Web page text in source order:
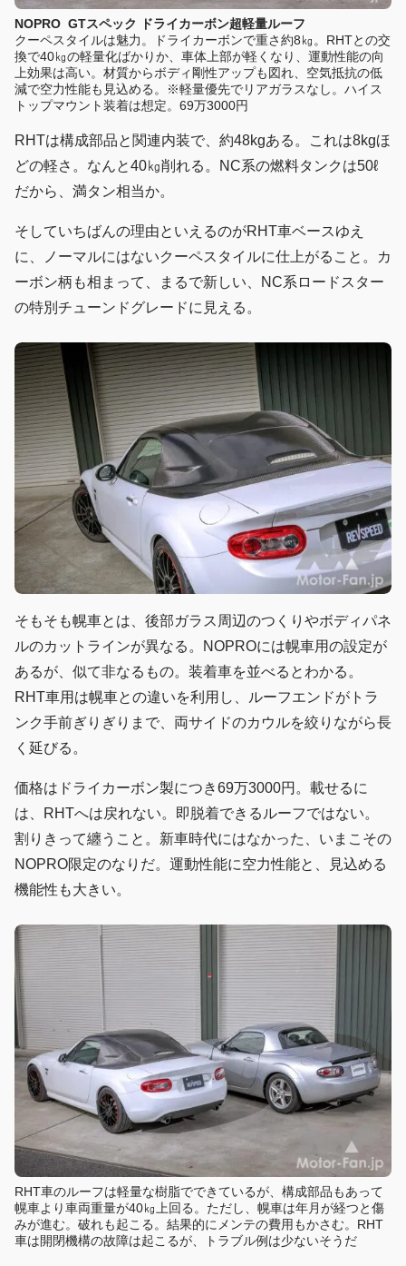
NOPRO GTスペック
ドライカーボン超軽量ルーフ
クーペスタイルは魅力。ドライカーボンで重さ約8㎏。RHTとの交
換で40㎏の軽量化ばかりか、車体上部が軽くなり、運動性能の向
上効果は高い。材質からボディ剛性アップも図れ、空気抵抗の低
減で空力性能も見込める。※軽量優先でリアガラスなし。ハイス
トップマウント装着は想定。69万3000円
RHTは構成部品と関連内装で、約48kgある。これは8kgほ
どの軽さ。なんと40㎏削れる。NC系の燃料タンクは50ℓ
だから、満タン相当か。
そしていちばんの理由といえるのがRHT車ベースゆえ
に、ノーマルにはないクーペスタイルに仕上がること。カ
ーボン柄も相まって、まるで新しい、NC系ロードスター
の特別チューンドグレードに見える。
そもそも幌車とは、後部ガラス周辺のつくりやボディパネ
ルのカットラインが異なる。NOPROには幌車用の設定が
あるが、似て非なるもの。装着車を並べるとわかる。
RHT車用は幌車との違いを利用し、ルーフエンドがトラ
ンク手前ぎりぎりまで、両サイドのカウルを絞りながら長
く延びる。
価格はドライカーボン製につき69万3000円。載せるに
は、RHTへは戻れない。即脱着できるルーフではない。
割りきって纏うこと。新車時代にはなかった、いまこその
NOPRO限定のなりだ。運動性能に空力性能と、見込める
機能性も大きい。
RHT車のルーフは軽量な樹脂でできているが、構成部品もあって
幌車より車両重量が40㎏上回る。ただし、幌車は年月が経つと傷
みが進む。破れも起こる。結果的にメンテの費用もかさむ。RHT
車は開閉機構の故障は起こるが、トラブル例は少ないそうだ